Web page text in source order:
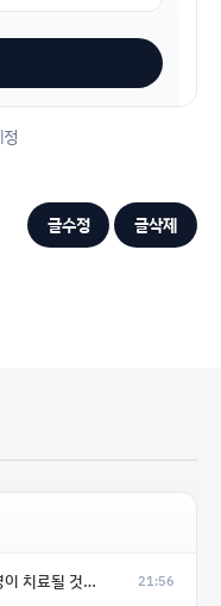
글수정 글삭제
으로 예상한다. 21:56